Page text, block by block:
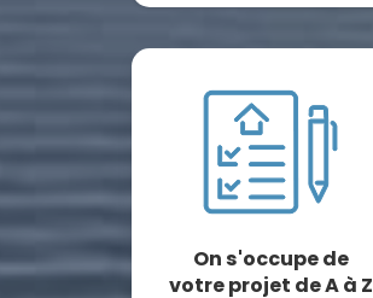
On s'occupe de
votre projet de A à Z